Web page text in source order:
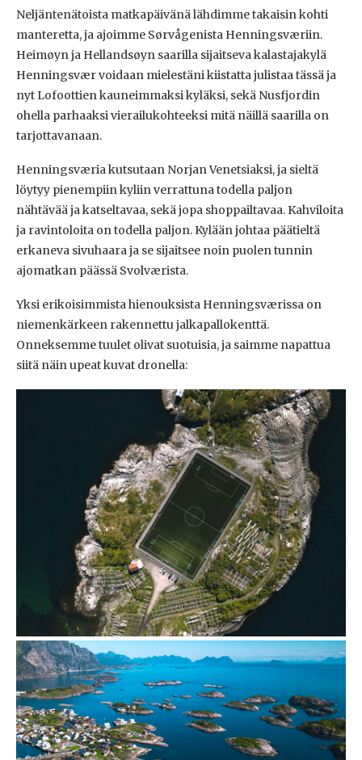
Neljäntenätoista matkapäivänä lähdimme takaisin kohti
manteretta, ja ajoimme Sørvågenista Henningsværiin.
Heimøyn ja Hellandsøyn saarilla sijaitseva kalastajakylä
Henningsværvoidaan mielestäni kiistatta julistaa tässä ja
nyt Lofoottien kauneimmaksi kyläksi, sekä Nusfjordin
ohella parhaaksi vierailukohteeksi mitä näillä saarilla on
tarjottavanaan.
Henningsværia kutsutaan Norjan Venetsiaksi, ja sieltä
löytyy pienempiin kyliin verrattuna todella paljon
nähtävää ja katseltavaa, sekä jopa shoppailtavaa. Kahviloita
ja ravintoloita on todella paljon. Kylään johtaa päätieltä
erkaneva sivuhaara ja se sijaitsee noin puolen tunnin
ajomatkan päässä Svolværista.
Yksi erikoisimmista hienouksista Henningsværissa on
niemenkärkeen rakennettu jalkapallokenttä.
Onneksemme tuulet olivat suotuisia, ja saimme napattua
siitä näin upeat kuvat dronella: